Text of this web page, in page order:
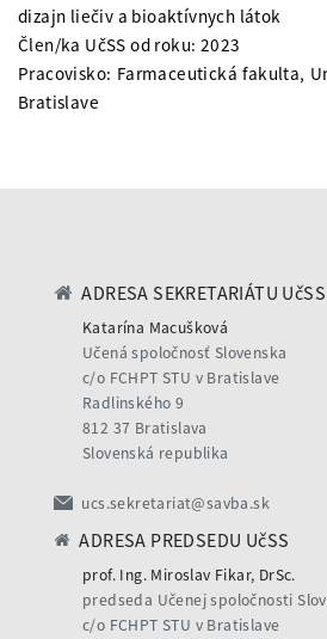
dizajn liečiv a bioaktívnych látok
Člen/ka UčSS od roku: 2023
Pracovisko: Farmaceutická fakulta,
Bratislave
ADRESA SEKRETARIÁTU UčSS
Katarína Macušková
Učená spoločnosť Slovenska
c/o FCHPT STU v Bratislave
Radlinského 9
812 37 Bratislava
Slovenská republika
ucs.sekretariat@savba.sk
ADRESA PREDSEDU UčSS
prof. Ing. Miroslav Fikar, DrSc.
predseda Učenej spoločnosti
c/o FCHPT STU v Bratislave